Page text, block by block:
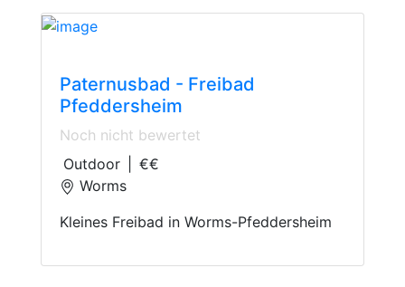
Paternusbad - Freibad
Pfeddersheim
Noch nicht bewertet
Outdoor
€€
Worms
Kleines Freibad in Worms-Pfeddersheim